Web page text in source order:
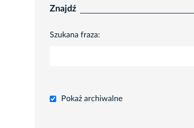
Znajdź
Szukana fraza:
Pokaż archiwalne